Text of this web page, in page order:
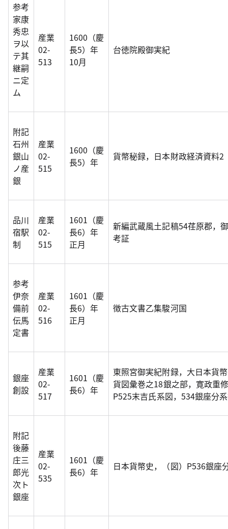
参考
家康
秀忠
ヲ以
テ其
継嗣
ニ定
ム
産業
02-
513
1600（慶
長5）年
10月
台徳院殿御実紀
附記
石州
銀山
ノ産
銀
産業
02-
515
1600（慶
長5）年
貨幣秘録，日本財政経済資料2
品川
宿駅
制
産業
02-
515
1601（慶
長6）年
正月
新編武蔵風土記稿54荏原郡，
考証
参考
伊奈
備前
伝馬
定書
産業
02-
516
1601（慶
長6）年
正月
徴古文書乙集駿河国
銀座
創設
産業
02-
517
1601（慶
長6）年
東照宮御実紀附録，大日本貨
貨図彙巻之18銀之部，寛政重
P525末吉氏系図，534銀座分
附記
後藤
庄三
郎光
次ト
銀座
産業
02-
535
1601（慶
長6）年
日本貨幣史，（図）P536銀座